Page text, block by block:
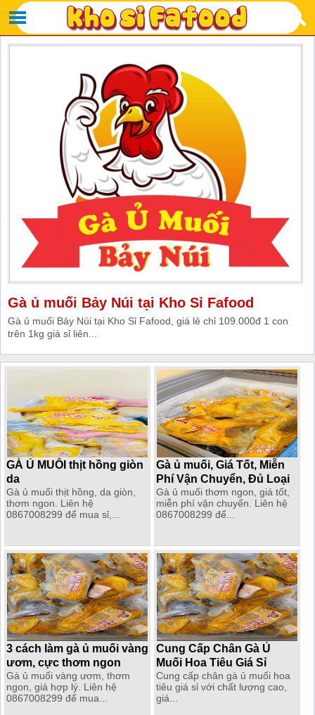
Gà ủ muối Bảy Núi tại Kho Sỉ Fafood
Gà ủ muối Bảy Núi tại Kho Sỉ Fafood, giá lẻ chỉ 109.000đ 1 con
trên 1kg giá sỉ liên...
GÀ Ủ MUỐI thịt hồng giòn
da
Gà ủ muối thịt hồng, da giòn,
thơm ngon. Liên hệ
0867008299 để mua sỉ,...
Gà ủ muối, Giá Tốt, Miễn
Phí Vận Chuyển, Đủ Loại
Gà ủ muối thơm ngon, giá tốt,
miễn phí vận chuyển. Liên hệ
0867008299 để...
3 cách làm gà ủ muối vàng
ươm, cực thơm ngon
Gà ủ muối vàng ươm, thơm
ngon, giá hợp lý. Liên hệ
0867008299 để mua...
Cung Cấp Chân Gà Ủ
Muối Hoa Tiêu Giá Sỉ
Cung cấp chân gà ủ muối hoa
tiêu giá sỉ với chất lượng cao,
giá...